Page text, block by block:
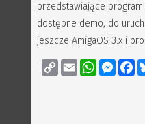
przedstawiające program
dostępne demo, do
jeszcze AmigaOS 3.x i
Copy
Link
Email WhatsApp